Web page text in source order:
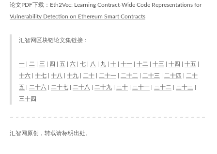
论文PDF下载： Eth2Vec: Learning Contract-Wide Code Representations for
Vulnerability Detection on Ethereum Smart Contracts
汇智网区块链论文集链接：
一 二 三 四 五 六 七 八 九 十 十一 十二 十三 十四 十五
十六
十七 十八 十九 二十 二十一 二十二 二十三 二十四
二十
五
二十六 二十七 二十八 二十九 三十 三十一 三十二 三十三
三十四
汇智网原创，转载请标明出处。